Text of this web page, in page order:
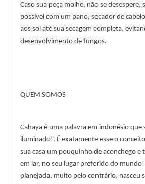
Caso sua peça molhe, não se desespere,
possível com um pano, secador de
aos sol até sua secagem completa,
desenvolvimento de fungos.
QUEM SOMOS
Cahaya é uma palavra em indonésio que
iluminado”. É exatamente esse o
sua casa um pouquinho de aconchego e
em lar, no seu lugar preferido do
planejada, muito pelo contrário, nasceu